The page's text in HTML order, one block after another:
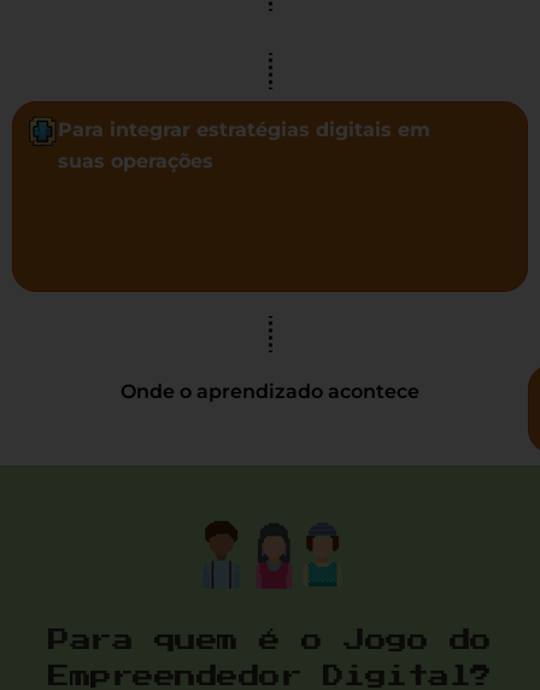
Para integrar estratégias digitais em
suas operações
Onde o aprendizado acontece
Para quem é o Jogo do
Empreendedor Digital?